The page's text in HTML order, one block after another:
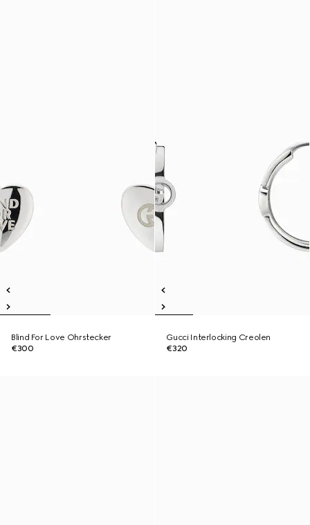
Blind For Love Ohrstecker
€300
Gucci Interlocking Creolen
€320